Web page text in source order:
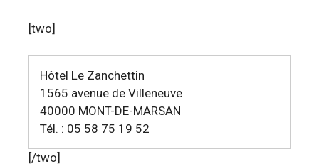
[two]
Hôtel Le Zanchettin
1565 avenue de Villeneuve
40000 MONT-DE-MARSAN
Tél. : 05 58 75 19 52
[/two]